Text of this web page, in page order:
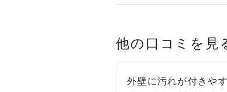
他の口コミを見
外壁に汚れが付きやす